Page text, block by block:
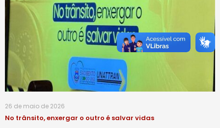
26 de maio de 2026
No trânsito, enxergar o outro é salvar vidas